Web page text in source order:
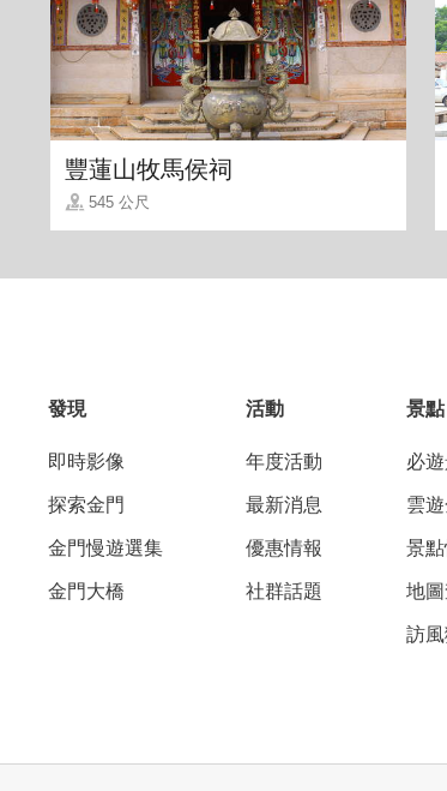
「雙床房」
房內床組是民宿主人精心挑選，
感，輕快鮮明的配色讓人很放鬆~
豐蓮山牧馬侯祠
545 公尺
發現
即時影像
探索金門
金門慢遊選集
金門大橋
活動
年度活動
最新消息
優惠情報
社群話題
景點
必
雲
景
地
訪